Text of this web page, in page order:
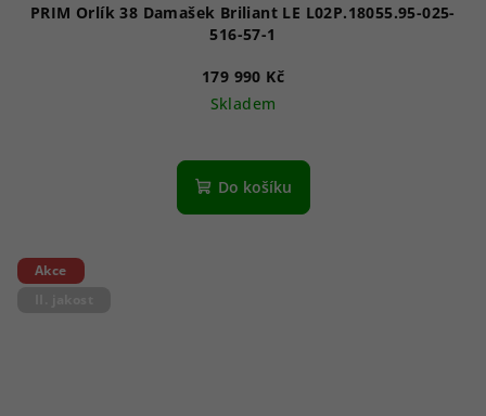
PRIM Orlík 38 Damašek Briliant LE L02P.18055.95-025-
516-57-1
179 990 Kč
Skladem
Do košíku
Akce